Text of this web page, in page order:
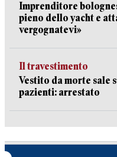
Imprenditore
pieno dello yacht e
vergognatevi»
Il travestimento
Vestito da morte sale
pazienti: arrestato